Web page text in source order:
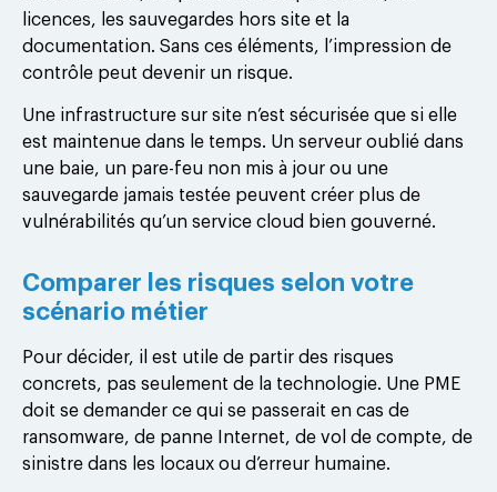
licences, les sauvegardes hors site et la
documentation. Sans ces éléments, l’impression de
contrôle peut devenir un risque.
Une infrastructure sur site n’est sécurisée que si elle
est maintenue dans le temps. Un serveur oublié dans
une baie, un pare-feu non mis à jour ou une
sauvegarde jamais testée peuvent créer plus de
vulnérabilités qu’un service cloud bien gouverné.
Comparer les risques selon votre
scénario métier
Pour décider, il est utile de partir des risques
concrets, pas seulement de la technologie. Une PME
doit se demander ce qui se passerait en cas de
ransomware, de panne Internet, de vol de compte, de
sinistre dans les locaux ou d’erreur humaine.